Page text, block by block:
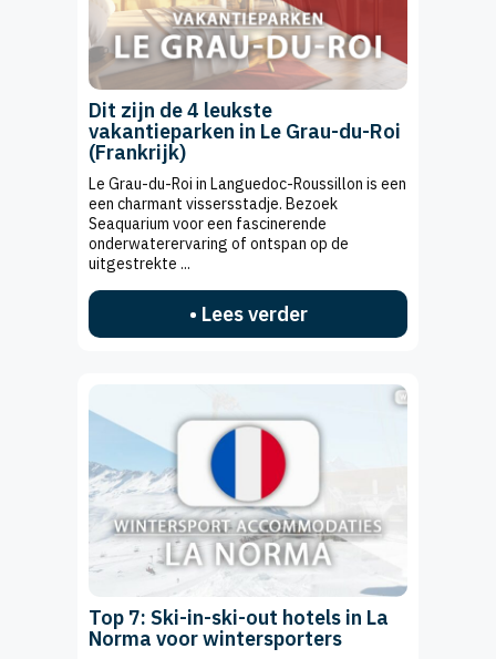
Dit zijn de 4 leukste
vakantieparken in Le Grau-du-Roi
(Frankrijk)
Le Grau-du-Roi in Languedoc-Roussillon is een
een charmant vissersstadje. Bezoek
Seaquarium voor een fascinerende
onderwaterervaring of ontspan op de
uitgestrekte ...
• Lees verder
Top 7: Ski-in-ski-out hotels in La
Norma voor wintersporters